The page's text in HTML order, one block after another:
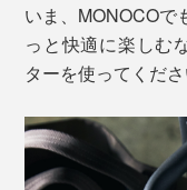
いま、MONOCOで
っと快適に楽しむ
ターを使ってくださ